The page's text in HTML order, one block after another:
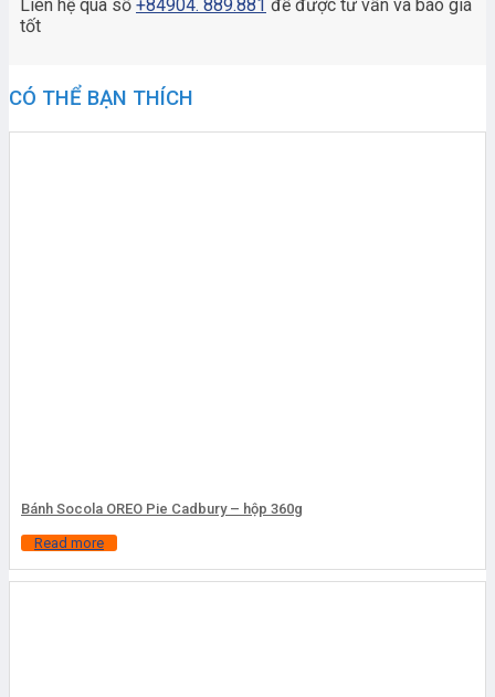
Liên hệ qua số +84904. 889.881 để được tư vấn và báo giá
tốt
CÓ THỂ BẠN THÍCH
Bánh Socola OREO Pie Cadbury – hộp 360g
Read more